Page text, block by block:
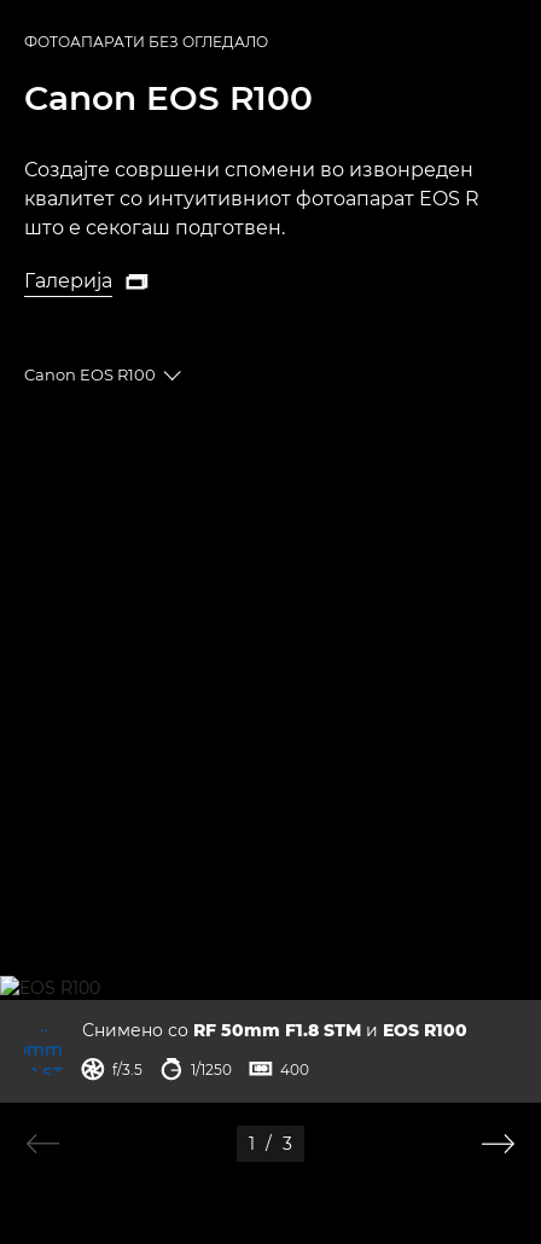
ФОТОАПАРАТИ БЕЗ ОГЛЕДАЛО
Canon EOS R100
Создајте совршени спомени во извонреден
квалитет со интуитивниот фотоапарат EOS R
што е секогаш подготвен.
Галерија
Галерија

Canon EOS R100
Toggle breadcrumbs
Снимено со RF 50mm F1.8 STM и EOS R100
решетка
 f/3.5 брзина на бленда
 1/1250 ISO
 400
1 / 3